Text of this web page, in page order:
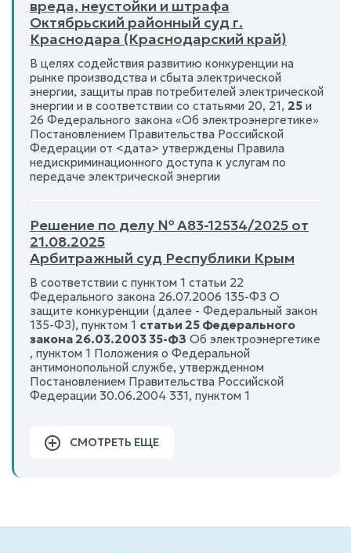
вреда, неустойки и штрафа
Октябрьский районный суд г.
Краснодара (Краснодарский край)
В целях содействия развитию конкуренции на
рынке производства и сбыта электрической
энергии, защиты прав потребителей электрической
энергии и в соответствии со статьями 20, 21, 25 и
26 Федерального закона «Об электроэнергетике»
Постановлением Правительства Российской
Федерации от <дата> утверждены Правила
недискриминационного доступа к услугам по
передаче электрической энергии
Решение по делу № А83-12534/2025 от
21.08.2025
Арбитражный суд Республики Крым
В соответствии с пунктом 1 статьи 22
Федерального закона 26.07.2006 135-ФЗ О
защите конкуренции (далее - Федеральный закон
135-ФЗ), пунктом 1 статьи 25 Федерального
закона 26.03.2003 35-ФЗ Об электроэнергетике
, пунктом 1 Положения о Федеральной
антимонопольной службе, утвержденном
Постановлением Правительства Российской
Федерации 30.06.2004 331, пунктом 1
СМОТРЕТЬ ЕЩЕ